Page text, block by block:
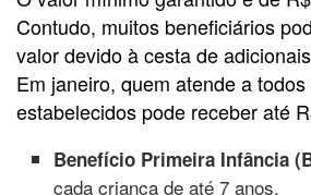
Contudo, muitos beneficiários
valor devido à cesta de
Em janeiro, quem atende a
estabelecidos pode receber até
Benefício Primeira Infância
cada criança de até 7 anos.